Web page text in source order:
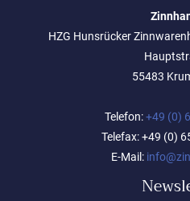
HZG Hunsrücker
55483
Telefon:+49 (0)
Telefax: +49 (0)
E-Mail: